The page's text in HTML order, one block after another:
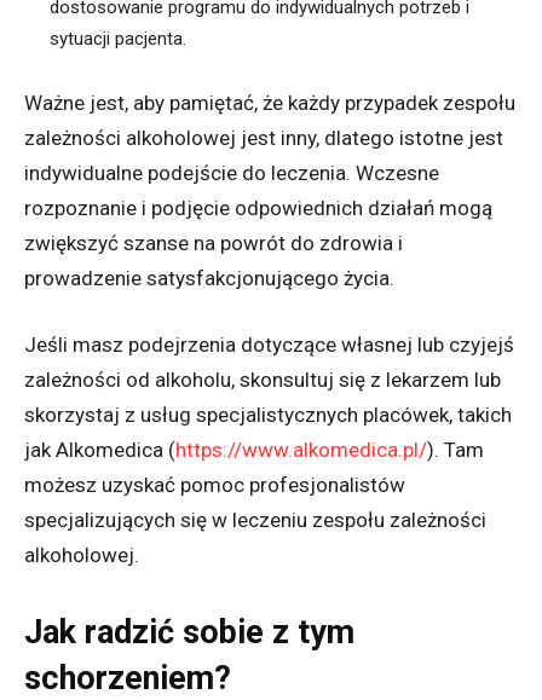
dostosowanie programu do indywidualnych potrzeb i
sytuacji pacjenta.
Ważne jest, aby pamiętać, że każdy przypadek zespołu
zależności alkoholowej jest inny, dlatego istotne jest
indywidualne podejście do leczenia. Wczesne
rozpoznanie i podjęcie odpowiednich działań mogą
zwiększyć szanse na powrót do zdrowia i
prowadzenie satysfakcjonującego życia.
Jeśli masz podejrzenia dotyczące własnej lub czyjejś
zależności od alkoholu, skonsultuj się z lekarzem lub
skorzystaj z usług specjalistycznych placówek, takich
jak Alkomedica (https://www.alkomedica.pl/). Tam
możesz uzyskać pomoc profesjonalistów
specjalizujących się w leczeniu zespołu zależności
alkoholowej.
Jak radzić sobie z tym
schorzeniem?